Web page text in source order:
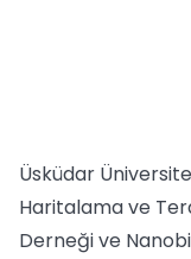
Üsküdar
Haritalama ve
Derneği ve